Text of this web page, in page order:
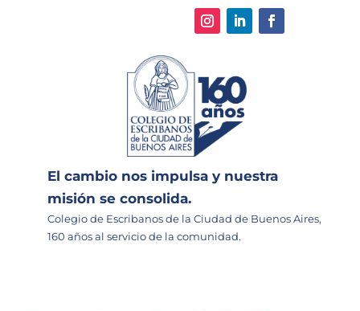
El cambio nos impulsa y nuestra
misión se consolida.
Colegio de Escribanos de la Ciudad de Buenos Aires,
160 años al servicio de la comunidad.